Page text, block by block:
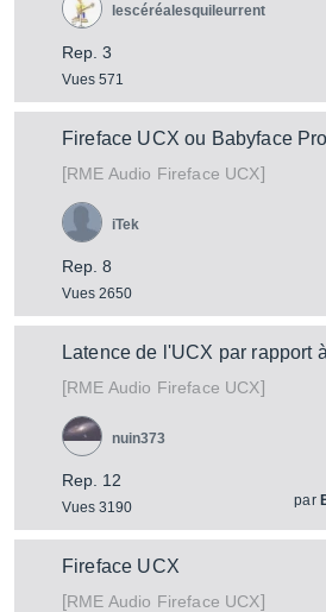
Rep. 3
Vues 571
lescéréalesquileurrent
Fireface UCX ou Babyface
[RME Audio Fireface UCX]
Rep. 8
Vues 2650
iTek
Latence de l'UCX par rapport
[RME Audio Fireface UCX]
Rep. 12
Vues 3190
nuin373
par
Fireface UCX
[RME Audio Fireface UCX]